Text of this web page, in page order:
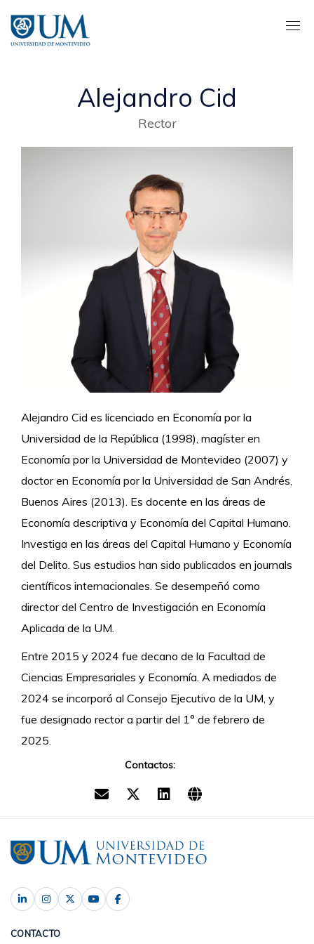
contenido
principal
Alejandro Cid
Rector
Alejandro Cid es licenciado en Economía por la
Universidad de la República (1998), magíster en
Economía por la Universidad de Montevideo (2007) y
doctor en Economía por la Universidad de San Andrés,
Buenos Aires (2013). Es docente en las áreas de
Economía descriptiva y Economía del Capital Humano.
Investiga en las áreas del Capital Humano y Economía
del Delito. Sus estudios han sido publicados en journals
científicos internacionales. Se desempeñó como
director del Centro de Investigación en Economía
Aplicada de la UM.
Entre 2015 y 2024 fue decano de la Facultad de
Ciencias Empresariales y Economía. A mediados de
2024 se incorporó al Consejo Ejecutivo de la UM, y
fue designado rector a partir del 1° de febrero de
2025.
Contactos:
CONTACTO